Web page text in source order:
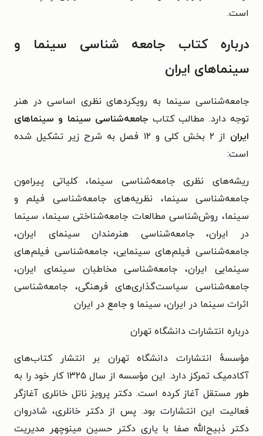
است.
درباره کتاب جامعه شناسی سینما و
سینماهای ایران
جامعه‌شناسی سینما به رویکردهای نظری اساسی در هنر
توجه دارد. مطالب کتاب جامعه‌شناسی سینما و سینماهای
ایران
از ۲ بخش کلی و ۱۲ فصل به شرح زیر تشکیل شده
است:
ریشه‌های نظری جامعه‌شناسی سینما، کلیاتی پیرامون
جامعه‌شناسی سینما، نظریه‌های جامعه‌شناسی فیلم و
سینما، روش‌شناسی مطالعات جامعه‌شناختی سینما، سینما
در ایران، جامعه‌شناسی هنرمندان سینمای ایران،
جامعه‌شناسی فیلم‌های سینمایی، جامعه‌شناسی فیلم‌های
سینمایی ایران، جامعه‌شناسی مخاطبان سینمای ایران،
جامعه‌شناسی سیاست‌گذاری‌های فرهنگی، جامعه‌شناسی
اثرات سینما در ایران، سینما و جامع در ایران
درباره انتشارات دانشگاه تهران
مؤسسهٔ انتشارات دانشگاه تهران بر انتشار کتاب‌های
آکادمیک تمرکز دارد. این مؤسسه از سال ۱۳۲۵ کار خود را به
طور مستقل آغاز کرده است. دکتر پرویز ناتل خانلری آغازگر
فعالیت این انتشارات بود. پس از دکتر خانلری، شادروان
دکتر ذبیح‌الله صفا با یاری دکتر حسین مینوچهر مدیریت